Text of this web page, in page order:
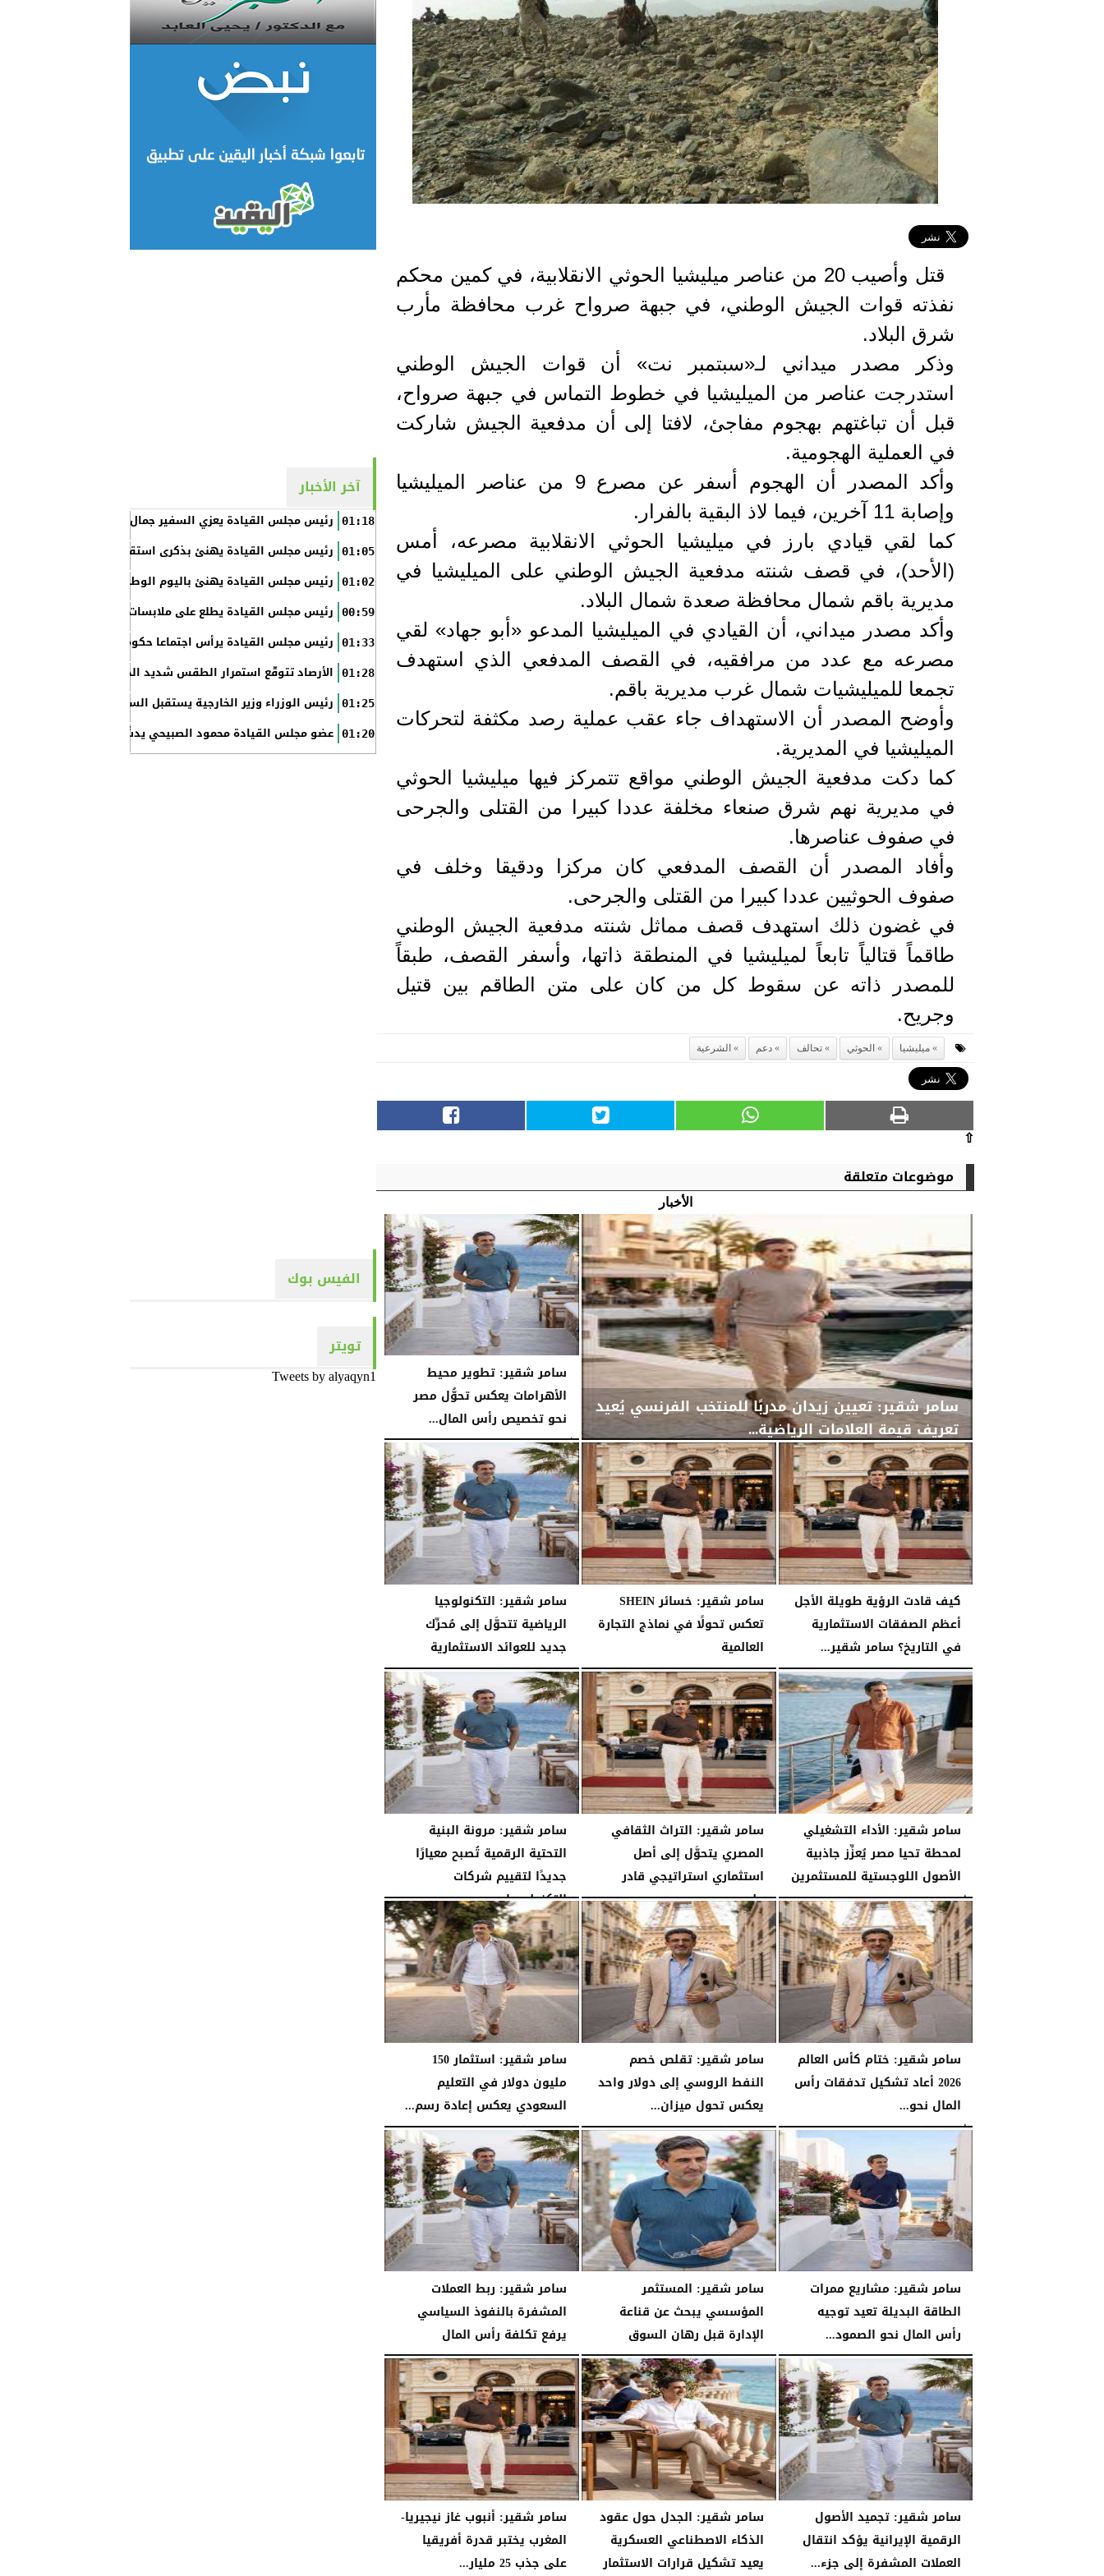
قتل وأصيب 20 من عناصر ميليشيا الحوثي الانقلابية، في كمين محكم
نفذته قوات الجيش الوطني، في جبهة صرواح غرب محافظة مأرب
شرق البلاد.
وذكر مصدر ميداني لـ«سبتمبر نت» أن قوات الجيش الوطني
استدرجت عناصر من الميليشيا في خطوط التماس في جبهة صرواح،
قبل أن تباغتهم بهجوم مفاجئ، لافتا إلى أن مدفعية الجيش شاركت
في العملية الهجومية.
وأكد المصدر أن الهجوم أسفر عن مصرع 9 من عناصر الميليشيا
وإصابة 11 آخرين، فيما لاذ البقية بالفرار.
كما لقي قيادي بارز في ميليشيا الحوثي الانقلابية مصرعه، أمس
(الأحد)، في قصف شنته مدفعية الجيش الوطني على الميليشيا في
مديرية باقم شمال محافظة صعدة شمال البلاد.
وأكد مصدر ميداني، أن القيادي في الميليشيا المدعو «أبو جهاد» لقي
مصرعه مع عدد من مرافقيه، في القصف المدفعي الذي استهدف
تجمعا للميليشيات شمال غرب مديرية باقم.
وأوضح المصدر أن الاستهداف جاء عقب عملية رصد مكثفة لتحركات
الميليشيا في المديرية.
كما دكت مدفعية الجيش الوطني مواقع تتمركز فيها ميليشيا الحوثي
في مديرية نهم شرق صنعاء مخلفة عددا كبيرا من القتلى والجرحى
في صفوف عناصرها.
وأفاد المصدر أن القصف المدفعي كان مركزا ودقيقا وخلف في
صفوف الحوثيين عددا كبيرا من القتلى والجرحى.
في غضون ذلك استهدف قصف مماثل شنته مدفعية الجيش الوطني
طاقماً قتالياً تابعاً لميليشيا في المنطقة ذاتها، وأسفر القصف، طبقاً
للمصدر ذاته عن سقوط كل من كان على متن الطاقم بين قتيل
وجريح.
ميليشيا الحوثي تحالف دعم الشرعية
⇧
موضوعات متعلقة
الأخبار
سامر شقير: تعيين زيدان مدربًا للمنتخب الفرنسي يُعيد
تعريف قيمة العلامات الرياضية...
الأربعاء، 29 يوليو 2026 02:25 مـ
سامر شقير: تطوير محيط
الأهرامات يعكس تحوُّل مصر
نحو تخصيص رأس المال...
الأربعاء، 29 يوليو 2026 02:15 مـ
كيف قادت الرؤية طويلة الأجل
أعظم الصفقات الاستثمارية
في التاريخ؟ سامر شقير...
الثلاثاء، 28 يوليو 2026 03:49 مـ
سامر شقير: خسائر SHEIN
تعكس تحولًا في نماذج التجارة
العالمية
الثلاثاء، 28 يوليو 2026 02:52 مـ
سامر شقير: التكنولوجيا
الرياضية تتحوَّل إلى مُحرِّك
جديد للعوائد الاستثمارية
الثلاثاء، 28 يوليو 2026 02:40 مـ
سامر شقير: الأداء التشغيلي
لمحطة تحيا مصر يُعزِّز جاذبية
الأصول اللوجستية للمستثمرين
الأحد، 26 يوليو 2026 07:27 مـ
سامر شقير: التراث الثقافي
المصري يتحوَّل إلى أصل
استثماري استراتيجي قادر
على...
الأحد، 26 يوليو 2026 07:16 مـ
سامر شقير: مرونة البنية
التحتية الرقمية تُصبح معيارًا
جديدًا لتقييم شركات
التكنولوجيا...
07:03 مـ
سامر شقير: ختام كأس العالم
2026 أعاد تشكيل تدفقات رأس
المال نحو...
الأحد، 26 يوليو 2026 06:53 مـ
سامر شقير: تقلص خصم
النفط الروسي إلى دولار واحد
يعكس تحول ميزان...
السبت، 25 يوليو 2026 04:20 مـ
سامر شقير: استثمار 150
مليون دولار في التعليم
السعودي يعكس إعادة رسم...
السبت، 25 يوليو 2026 04:12 مـ
سامر شقير: مشاريع ممرات
الطاقة البديلة تعيد توجيه
رأس المال نحو الصمود...
السبت، 25 يوليو 2026 04:03 مـ
سامر شقير: المستثمر
المؤسسي يبحث عن قناعة
الإدارة قبل رهان السوق
السبت، 25 يوليو 2026 03:55 مـ
سامر شقير: ربط العملات
المشفرة بالنفوذ السياسي
يرفع تكلفة رأس المال
السبت، 25 يوليو 2026 03:45 مـ
سامر شقير: تجميد الأصول
الرقمية الإيرانية يؤكد انتقال
العملات المشفرة إلى جزء...
سامر شقير: الجدل حول عقود
الذكاء الاصطناعي العسكرية
يعيد تشكيل قرارات الاستثمار
سامر شقير: أنبوب غاز نيجيريا-
المغرب يختبر قدرة أفريقيا
على جذب 25 مليار...
آخر الأخبار
01:18 رئيس مجلس القيادة يعزي السفير جمال السلال
01:05 رئيس مجلس القيادة يهنئ بذكرى استقلال الفلبين
01:02 رئيس مجلس القيادة يهنئ باليوم الوطني الروسي
00:59 رئيس مجلس القيادة يطلع على ملابسات حادثة إطلاق النار في
01:33 رئيس مجلس القيادة يرأس اجتماعا حكوميا مصغرا لدعم جهود
01:28 الأرصاد تتوقّع استمرار الطقس شديد الحرارة بالسواحل والصحاري
01:25 رئيس الوزراء وزير الخارجية يستقبل السفير الأمريكي
01:20 عضو مجلس القيادة محمود الصبيحي يدشّن اختبارات الثانوية
الفيس بوك
تويتر
Tweets by alyaqyn1